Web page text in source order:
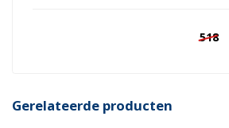
518
Gerelateerde producten